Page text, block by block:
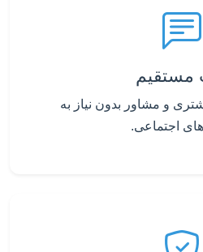
و مشاور بدون نیاز به
اجتماعی.